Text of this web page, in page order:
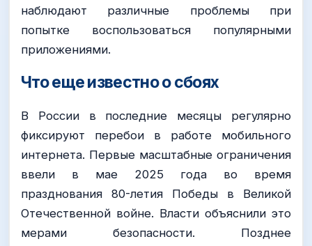
наблюдают различные проблемы при
попытке воспользоваться популярными
приложениями.
Что еще известно о сбоях
В России в последние месяцы регулярно
фиксируют перебои в работе мобильного
интернета. Первые масштабные ограничения
ввели в мае 2025 года во время
празднования 80-летия Победы в Великой
Отечественной войне. Власти объяснили это
мерами безопасности. Позднее